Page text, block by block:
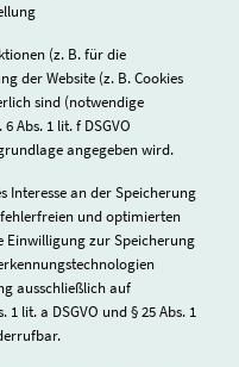
(z. B. für die
der Website (z. B. Cookies
sind (notwendige
Abs. 1 lit. f DSGVO
angegeben wird.
Interesse an der Speicherung
und optimierten
Einwilligung zur Speicherung
ausschließlich auf
lit. a DSGVO und § 25 Abs. 1